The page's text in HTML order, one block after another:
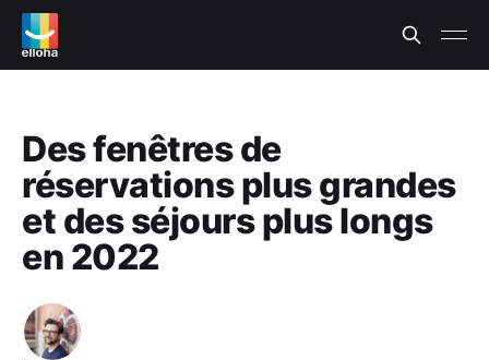
Des fenêtres de
réservations plus grandes
et des séjours plus longs
en 2022